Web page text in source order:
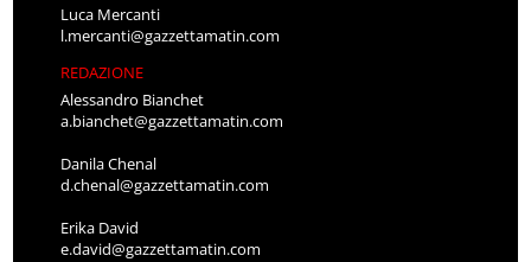
Luca Mercanti
l.mercanti@gazzettamatin.com
REDAZIONE
Alessandro Bianchet
a.bianchet@gazzettamatin.com
Danila Chenal
d.chenal@gazzettamatin.com
Erika David
e.david@gazzettamatin.com